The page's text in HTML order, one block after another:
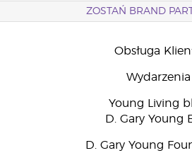
ZOSTAŃ BRAND
Obsługa
Wydarzenia
Young Living
D. Gary Young
D. Gary Young